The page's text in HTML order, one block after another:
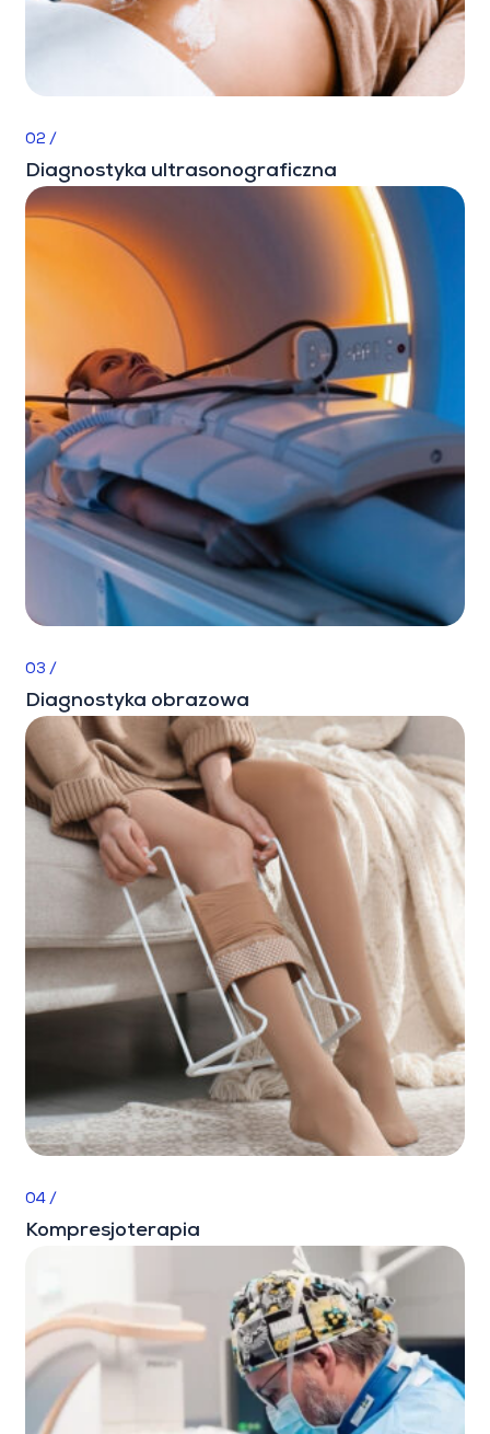
02 /
Diagnostyka ultrasonograficzna
03 /
Diagnostyka obrazowa
04 /
Kompresjoterapia